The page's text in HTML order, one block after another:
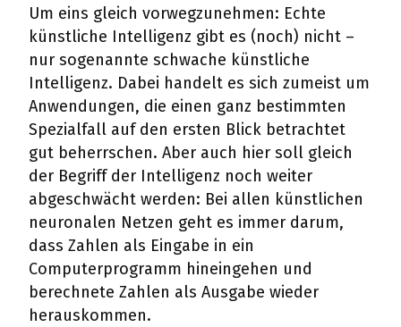
Um eins gleich vorwegzunehmen: Echte
künstliche Intelligenz gibt es (noch) nicht –
nur sogenannte schwache künstliche
Intelligenz. Dabei handelt es sich zumeist um
Anwendungen, die einen ganz bestimmten
Spezialfall auf den ersten Blick betrachtet
gut beherrschen. Aber auch hier soll gleich
der Begriff der Intelligenz noch weiter
abgeschwächt werden: Bei allen künstlichen
neuronalen Netzen geht es immer darum,
dass Zahlen als Eingabe in ein
Computerprogramm hineingehen und
berechnete Zahlen als Ausgabe wieder
herauskommen.